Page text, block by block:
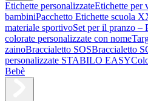
Etichette personalizzateEtichette per
bambiniPacchetto Etichette scuola
materiale sportivoSet per il pranzo –
colorate personalizzate con nome
zainoBraccialetto SOSBraccialetto
personalizzate STABILO
Bebè